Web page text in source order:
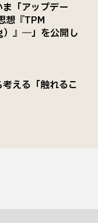
「アップデー
想『TPM
』―」を公開し
える「触れるこ